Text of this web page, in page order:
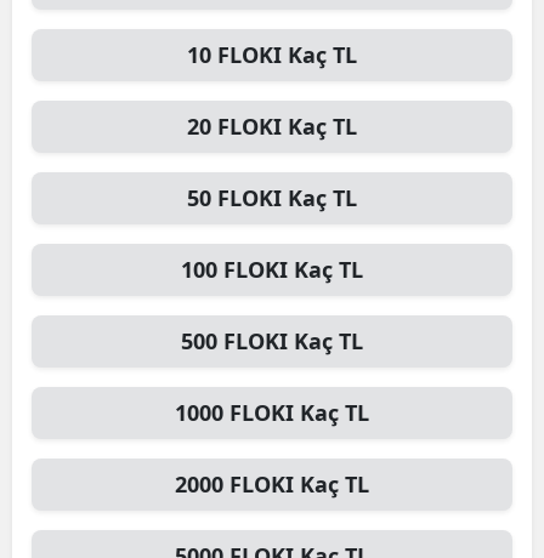
10 FLOKI Kaç TL
20 FLOKI Kaç TL
50 FLOKI Kaç TL
100 FLOKI Kaç TL
500 FLOKI Kaç TL
1000 FLOKI Kaç TL
2000 FLOKI Kaç TL